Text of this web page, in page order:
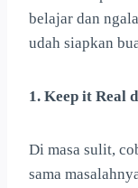
belajar dan
udah siapkan
1. Keep it Real
Di masa sulit,
sama